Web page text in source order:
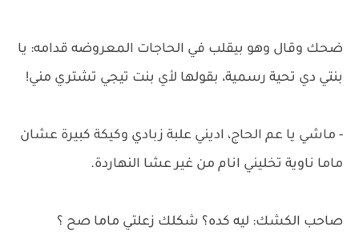
ضحك وقال وهو بيقلب في الحاجات المعروضه قدامه: يا
بنتي دي تحية رسمية، بقولها لأي بنت تيجي تشتري مني!
- ماشي يا عم الحاج، اديني علبة زبادي وكيكة كبيرة عشان
ماما ناوية تخليني انام من غير عشا النهاردة.
صاحب الكشك: ليه كده؟ شكلك زعلتي ماما صح ؟